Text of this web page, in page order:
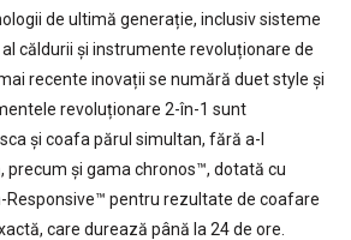
de ultimă generație, inclusiv sisteme
căldurii și instrumente revoluționare de
recente inovații se numără duet style și
revoluționare 2-în-1 sunt
și coafa părul simultan, fără a-l
precum și gama chronos™, dotată cu
Responsive™ pentru rezultate de coafare
care durează până la 24 de ore.